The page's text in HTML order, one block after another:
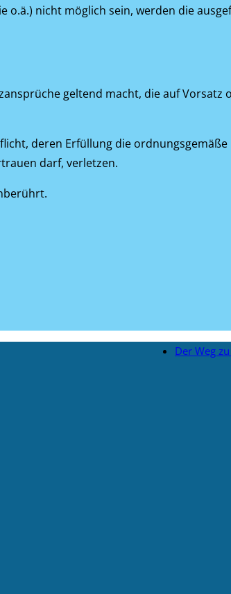
nicht möglich sein, werden die
geltend macht, die auf Vorsatz
deren Erfüllung die
darf, verletzen.
Der Weg